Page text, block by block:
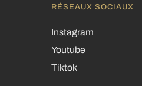
RÉSEAUX SOCIAUX
Instagram
Youtube
Tiktok